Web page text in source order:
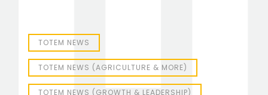
TOTEM NEWS
TOTEM NEWS (AGRICULTURE & MORE)
TOTEM NEWS (GROWTH & LEADERSHIP)